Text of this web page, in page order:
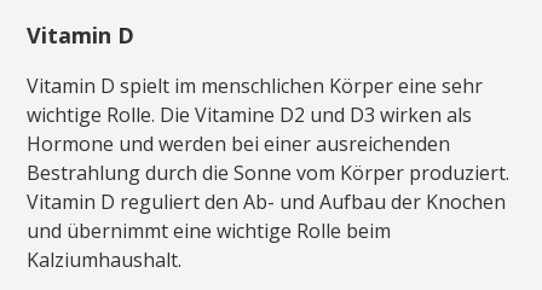
Vitamin D
Vitamin D spielt im menschlichen Körper eine sehr
wichtige Rolle. Die Vitamine D2 und D3 wirken als
Hormone und werden bei einer ausreichenden
Bestrahlung durch die Sonne vom Körper produziert.
Vitamin D reguliert den Ab- und Aufbau der Knochen
und übernimmt eine wichtige Rolle beim
Kalziumhaushalt.